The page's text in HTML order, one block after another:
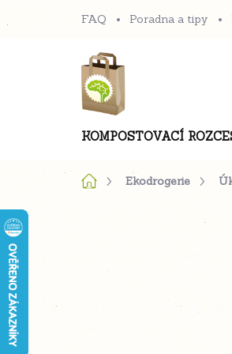
na
FAQ Poradna a tipy
KOMPOSTOVACÍ
DomůEkodrogerie